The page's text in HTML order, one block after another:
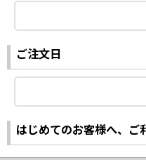
ご注文日
はじめてのお客様へ、ご